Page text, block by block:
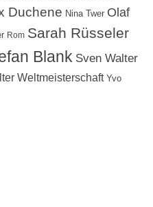
Duchene Nina Twer Olaf
Rom Sarah Rüsseler
Blank Sven Walter
Weltmeisterschaft Yvo